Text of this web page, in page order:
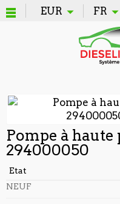
EUR FR
Pompe à haute
294000050
Etat
NEUF